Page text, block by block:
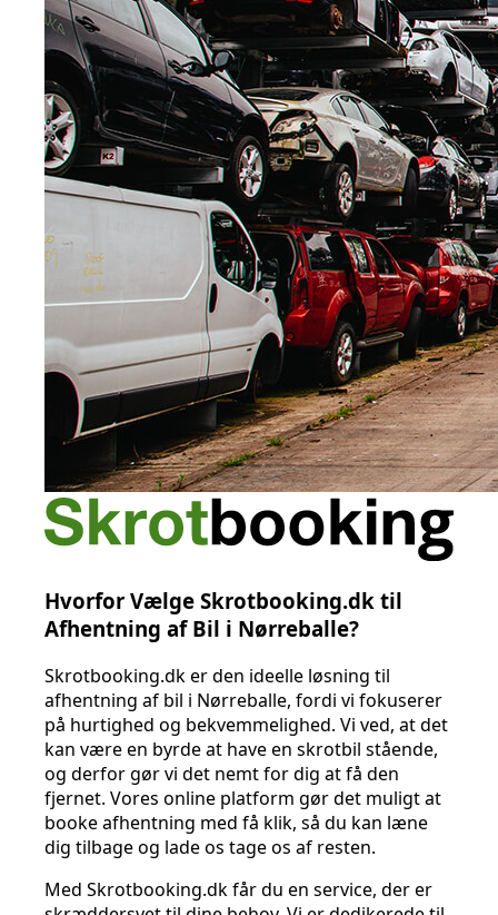
Hvorfor Vælge Skrotbooking.dk til
Afhentning af Bil i Nørreballe?
Skrotbooking.dk er den ideelle løsning til
afhentning af bil i Nørreballe, fordi vi fokuserer
på hurtighed og bekvemmelighed. Vi ved, at det
kan være en byrde at have en skrotbil stående,
og derfor gør vi det nemt for dig at få den
fjernet. Vores online platform gør det muligt at
booke afhentning med få klik, så du kan læne
dig tilbage og lade os tage os af resten.
Med Skrotbooking.dk får du en service, der er